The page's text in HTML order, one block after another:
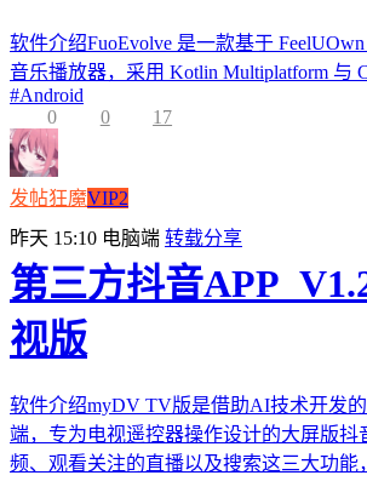
软件介绍FuoEvolve 是一款基于
音乐播放器，采用 Kotlin Multiplatform 与
#Android
0
0 17
发帖狂魔VIP2
昨天 15:10 电脑端 转载分享
第三方抖音
视版
软件介绍myDV TV版是借助AI技术开发
端，专为电视遥控器操作设计的大屏版抖
频、观看关注的直播以及搜索这三大功能